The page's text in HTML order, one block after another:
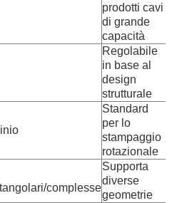
prodotti cavi
di grande
capacità
Regolabile
in base al
design
strutturale
Standard
per lo
stampaggio
rotazionale
complesse
Supporta
diverse
geometrie